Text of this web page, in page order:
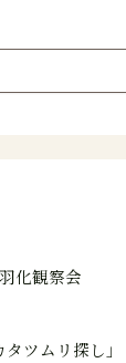
化観察会
ツムリ探し」